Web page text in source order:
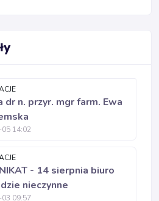
dr n. przyr. mgr farm. Ewa
14:02
- 14 sierpnia biuro
nieczynne
09:57